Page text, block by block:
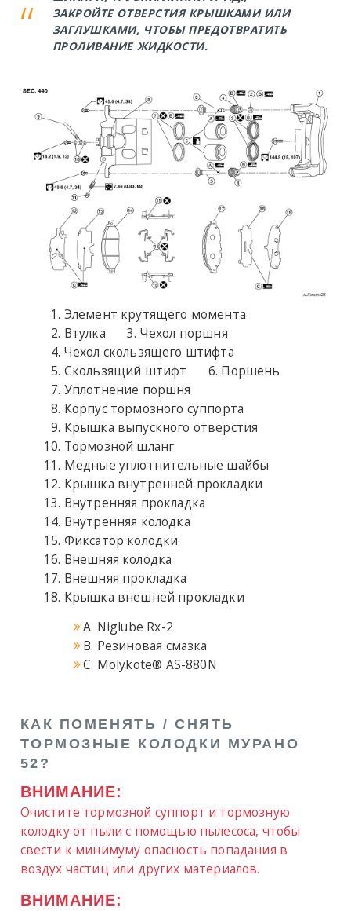
ЗАКРОЙТЕ ОТВЕРСТИЯ КРЫШКАМИ ИЛИ
ЗАГЛУШКАМИ, ЧТОБЫ ПРЕДОТВРАТИТЬ
ПРОЛИВАНИЕ ЖИДКОСТИ.
Элемент крутящего момента
Втулка
Чехол поршня
Чехол скользящего штифта
Скользящий штифт
Поршень
Уплотнение поршня
Корпус тормозного суппорта
Крышка выпускного отверстия
Тормозной шланг
Медные уплотнительные шайбы
Крышка внутренней прокладки
Внутренняя прокладка
Внутренняя колодка
Фиксатор колодки
Внешняя колодка
Внешняя прокладка
Крышка внешней прокладки
A. Niglube Rx-2
B. Резиновая смазка
C. Molykote® AS-880N
КАК ПОМЕНЯТЬ / СНЯТЬ
ТОРМОЗНЫЕ КОЛОДКИ МУРАНО
52?
ВНИМАНИЕ:
Очистите тормозной суппорт и тормозную
колодку от пыли с помощью пылесоса, чтобы
свести к минимуму опасность попадания в
воздух частиц или других материалов.
ВНИМАНИЕ: